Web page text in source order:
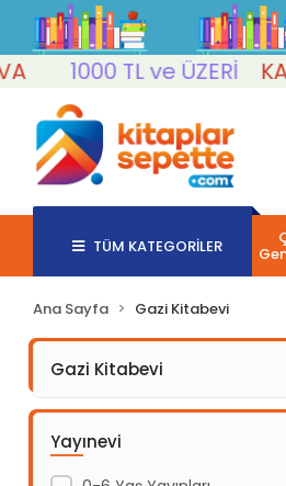
1000 TL ve ÜZERİ
TÜM KATEGORİLER
Ana Sayfa Gazi Kitabevi
Gazi Kitabevi
Yayınevi